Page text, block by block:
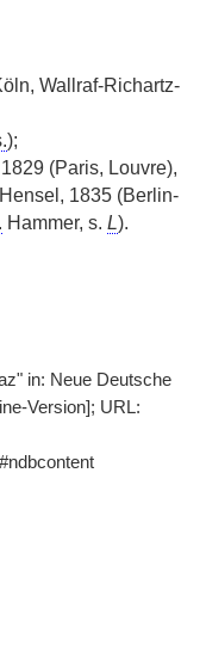
Wallraf-Richartz-
);
(Paris, Louvre),
1835 (Berlin-
Hammer, s. L).
in: Neue Deutsche
Version]; URL: